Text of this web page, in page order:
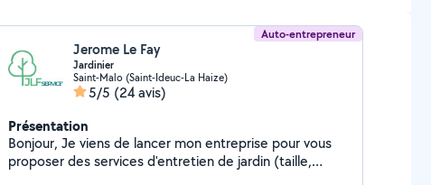
Auto-entrepreneur
Jerome Le Fay
Jardinier
Saint-Malo (Saint-Ideuc-La Haize)
5/5 (24 avis)
Présentation
Bonjour, Je viens de lancer mon entreprise pour vous
proposer des services d'entretien de jardin (taille,